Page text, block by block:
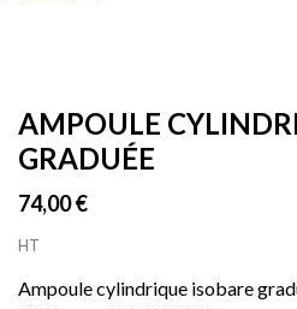
AMPOULE
GRADUÉE
74,00 €
HT
Ampoule cylindrique isobare